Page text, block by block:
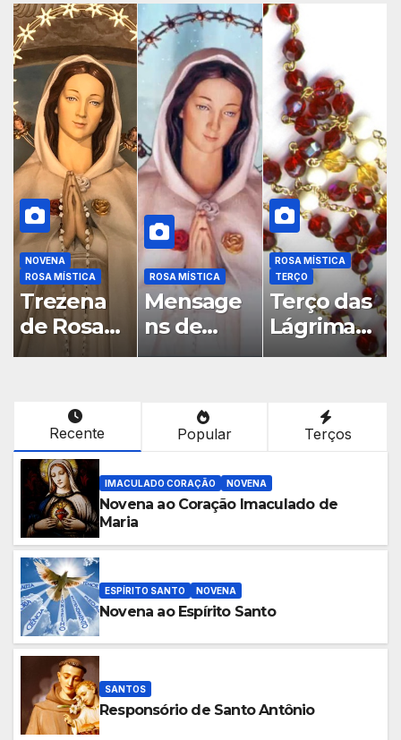
NOVENA
ROSA MÍSTICA
Trezena
de Rosa
Mística
ROSA MÍSTICA
Mensage
ns de
Nossa
Mística
ROSA MÍSTICA
TERÇO
Terço das
Lágrimas
de
Mística)
Recente Popular Terços
IMACULADO CORAÇÃO NOVENA
Novena ao Coração Imaculado de
Maria
ESPÍRITO SANTO NOVENA
Novena ao Espírito Santo
SANTOS
Responsório de Santo Antônio